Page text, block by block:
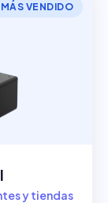
MÁS VENDIDO
y tiendas